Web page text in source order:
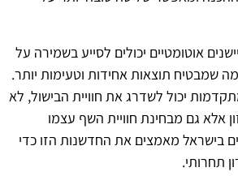
אוטומטיים יכולים לסייע בשמירה על
שמבטיח תוצאות אחידות וטעימות יותר.
יכול לשדרג את חוויית הבישול, לא
אלא גם מבחינת חוויית השף עצמו
בישראל מאמצים את החדשנות הזו כדי
תחרותי.